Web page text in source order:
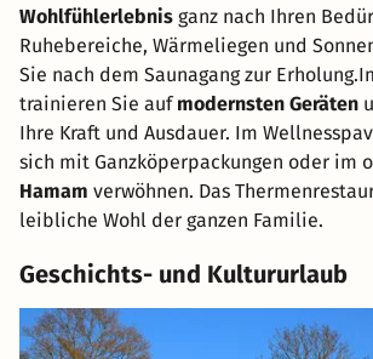
Wohlfühlerlebnis ganz nach Ihren
Ruhebereiche, Wärmeliegen und
Sie nach dem Saunagang zur
trainieren Sie aufmodernsten Geräten
Ihre Kraft und Ausdauer. Im
sich mit Ganzköperpackungen oder im
Hamam verwöhnen. Das
leibliche Wohl der ganzen Familie.
Geschichts- und Kultururlaub